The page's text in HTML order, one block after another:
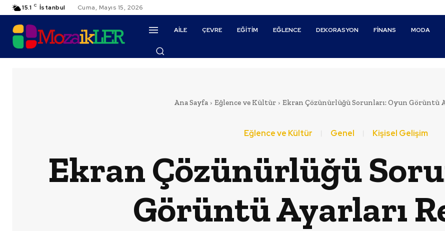
15.1 C İstanbul Cuma, Mayıs 15, 2026
AILE ÇEVRE EĞITIM EĞLENCE DEKORASYON FINANS MODA
Ana Sayfa Eğlence ve Kültür Ekran Çözünürlüğü Sorunları: Oyun Görüntü
Eğlence ve Kültür Genel Kişisel Gelişim
Ekran Çözünürlüğü
Görüntü Ayarları